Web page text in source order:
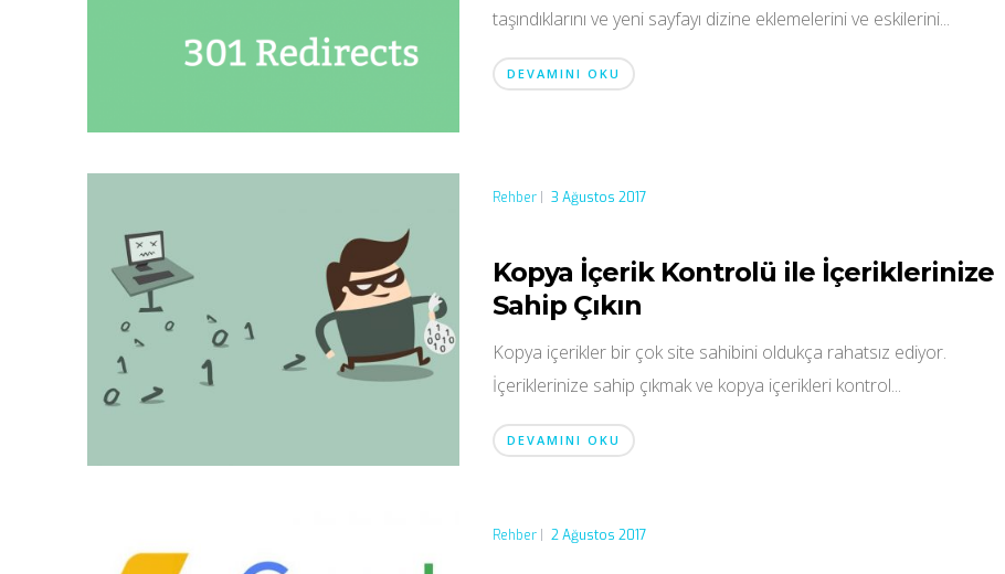
taşındıklarını ve yeni sayfayı dizine eklemelerini ve eskilerini...
DEVAMINI OKU
Rehber 3 Ağustos 2017
Kopya İçerik Kontrolü ile İçeriklerinize
Sahip Çıkın
Kopya içerikler bir çok site sahibini oldukça rahatsız ediyor.
İçeriklerinize sahip çıkmak ve kopya içerikleri kontrol...
DEVAMINI OKU
Rehber 2 Ağustos 2017